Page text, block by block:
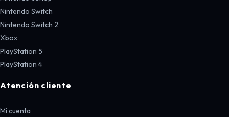
Nintendo Switch
Nintendo Switch 2
Xbox
PlayStation 5
PlayStation 4
Atención cliente
Mi cuenta